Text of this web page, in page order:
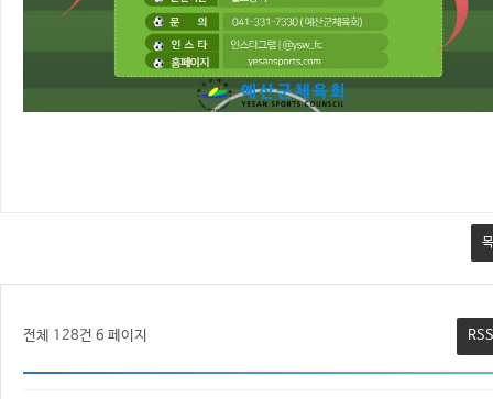
전체 128건 6 페이지 RSS